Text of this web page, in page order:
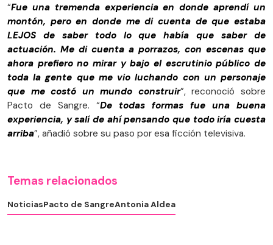
“Fue una tremenda experiencia en donde aprendí un
montón, pero en donde me di cuenta de que estaba
LEJOS de saber todo lo que había que saber de
actuación. Me di cuenta a porrazos, con escenas que
ahora prefiero no mirar y bajo el escrutinio público de
toda la gente que me vio luchando con un personaje
que me costó un mundo construir”, reconoció sobre
Pacto de Sangre. “De todas formas fue una buena
experiencia, y salí de ahí pensando que todo iría cuesta
arriba”, añadió sobre su paso por esa ficción televisiva.
Temas relacionados
NoticiasPacto de SangreAntonia Aldea